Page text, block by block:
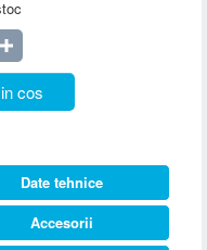
cos
Date tehnice
Accesorii